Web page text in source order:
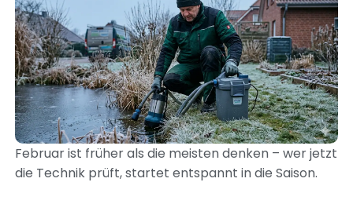
Februar ist früher als die meisten denken – wer jetzt
die Technik prüft, startet entspannt in die Saison.